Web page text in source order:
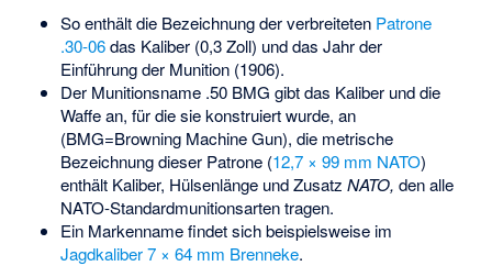
So enthält die Bezeichnung der verbreiteten Patrone
.30-06das Kaliber (0,3 Zoll) und das Jahr der
Einführung der Munition (1906).
Der Munitionsname .50 BMG gibt das Kaliber und die
Waffe an, für die sie konstruiert wurde, an
(BMG=Browning Machine Gun), die metrische
Bezeichnung dieser Patrone (12,7 × 99 mm NATO)
enthält Kaliber, Hülsenlänge und Zusatz NATO, den alle
NATO-Standardmunitionsarten tragen.
Ein Markenname findet sich beispielsweise im
Jagdkaliber 7 × 64 mm Brenneke.